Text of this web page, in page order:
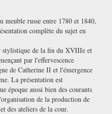
russe entre 1780 et 1840,
complète du sujet en
stylistique de la fin du XVIIIe et
par l'effervescence
de Catherine II et l'émergence
La présentation est
époque aussi bien des courants
de la production de
des ateliers de la cour.